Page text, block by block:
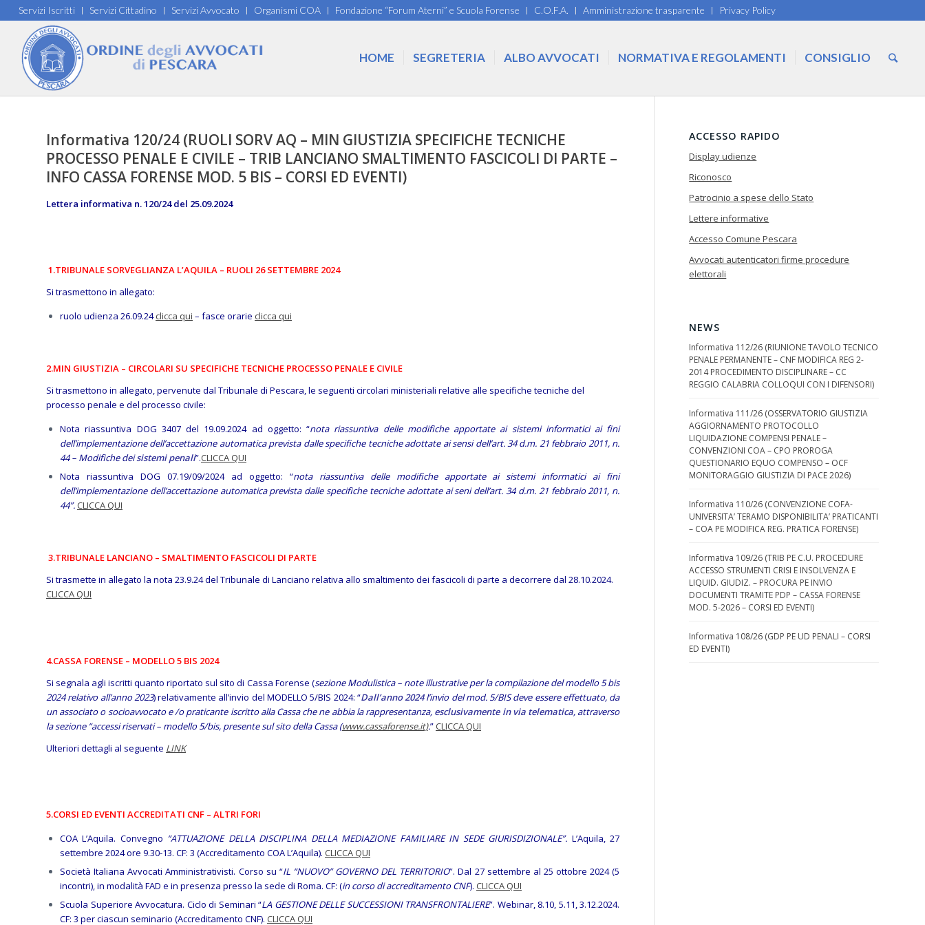
Servizi Iscritti Servizi Cittadino Servizi Avvocato Organismi COA Fondazione “Forum Aterni” e Scuola Forense C.O.F.A. Amministrazione trasparente Privacy Policy
HOME SEGRETERIA ALBO AVVOCATI NORMATIVA E REGOLAMENTI CONSIGLIO
Informativa 120/24 (RUOLI SORV AQ – MIN GIUSTIZIA SPECIFICHE TECNICHE
PROCESSO PENALE E CIVILE – TRIB LANCIANO SMALTIMENTO FASCICOLI DI PARTE –
INFO CASSA FORENSE MOD. 5 BIS – CORSI ED EVENTI)
Lettera informativa n. 120/24 del 25.09.2024
1.TRIBUNALE SORVEGLIANZA L’AQUILA – RUOLI 26 SETTEMBRE 2024
Si trasmettono in allegato:
ruolo udienza 26.09.24clicca qui – fasce orarie clicca qui
2.MIN GIUSTIZIA – CIRCOLARI SU SPECIFICHE TECNICHE PROCESSO PENALE E CIVILE
Si trasmettono in allegato, pervenute dal Tribunale di Pescara, le seguenti circolari ministeriali relative alle specifiche tecniche del
processo penale e del processo civile:
Nota riassuntiva DOG 3407 del 19.09.2024 ad oggetto: “nota riassuntiva delle modifiche apportate ai sistemi informatici ai fini
dell’implementazione dell’accettazione automatica prevista dalle specifiche tecniche adottate ai sensi dell’art. 34 d.m. 21 febbraio 2011, n.
44 – Modifiche deisistemi penali”.CLICCA QUI
Nota riassuntiva DOG 07.19/09/2024 ad oggetto: “nota riassuntiva delle modifiche apportate ai sistemi informatici ai fini
dell’implementazione dell’accettazione automatica prevista dalle specifiche tecniche adottate ai seni dell’art. 34 d.m. 21 febbraio 2011, n.
44”. CLICCA QUI
3.TRIBUNALE LANCIANO – SMALTIMENTO FASCICOLI DI PARTE
Si trasmette in allegato la nota 23.9.24 del Tribunale di Lanciano relativa allo smaltimento dei fascicoli di parte a decorrere dal 28.10.2024.
CLICCA QUI
4.CASSA FORENSE – MODELLO 5 BIS 2024
Si segnala agli iscritti quanto riportato sul sito di Cassa Forense (sezione Modulistica – note illustrative per la compilazione del modello 5 bis
2024 relativo all’anno 2023) relativamente all’invio del MODELLO 5/BIS 2024: “Dall’anno 2024l’invio del mod. 5/BIS deve essere effettuato, da
un associato o socioavvocato e /o praticante iscritto alla Cassa che ne abbia la rappresentanza, esclusivamente in via telematica, attraverso
la sezione “accessi riservati – modello 5/bis, presente sul sito della Cassa (www.cassaforense.it).” CLICCA QUI
Ulteriori dettagli al seguente LINK
5.CORSI ED EVENTI ACCREDITATI CNF – ALTRI FORI
COA L’Aquila. Convegno “ATTUAZIONE DELLA DISCIPLINA DELLA MEDIAZIONE FAMILIARE IN SEDE GIURISDIZIONALE”. L’Aquila, 27
settembre 2024 ore 9.30-13. CF: 3 (Accreditamento COA L’Aquila). CLICCA QUI
Società Italiana Avvocati Amministrativisti. Corso su “IL “NUOVO” GOVERNO DEL TERRITORIO”. Dal 27 settembre al 25 ottobre 2024 (5
incontri), in modalità FAD e in presenza presso la sede di Roma. CF: (in corso di accreditamento CNF). CLICCA QUI
Scuola Superiore Avvocatura. Ciclo di Seminari “LA GESTIONE DELLE SUCCESSIONI TRANSFRONTALIERE”. Webinar, 8.10, 5.11, 3.12.2024.
CF: 3 per ciascun seminario (Accreditamento CNF). CLICCA QUI
ACCESSO RAPIDO
Display udienze
Riconosco
Patrocinio a spese dello Stato
Lettere informative
Accesso Comune Pescara
Avvocati autenticatori firme procedure
elettorali
NEWS
Informativa 112/26 (RIUNIONE TAVOLO TECNICO
PENALE PERMANENTE – CNF MODIFICA REG 2-
2014 PROCEDIMENTO DISCIPLINARE – CC
REGGIO CALABRIA COLLOQUI CON I DIFENSORI)
Informativa 111/26 (OSSERVATORIO GIUSTIZIA
AGGIORNAMENTO PROTOCOLLO
LIQUIDAZIONE COMPENSI PENALE –
CONVENZIONI COA – CPO PROROGA
QUESTIONARIO EQUO COMPENSO – OCF
MONITORAGGIO GIUSTIZIA DI PACE 2026)
Informativa 110/26 (CONVENZIONE COFA-
UNIVERSITA’ TERAMO DISPONIBILITA’ PRATICANTI
– COA PE MODIFICA REG. PRATICA FORENSE)
Informativa 109/26 (TRIB PE C.U. PROCEDURE
ACCESSO STRUMENTI CRISI E INSOLVENZA E
LIQUID. GIUDIZ. – PROCURA PE INVIO
DOCUMENTI TRAMITE PDP – CASSA FORENSE
MOD. 5-2026 – CORSI ED EVENTI)
Informativa 108/26 (GDP PE UD PENALI – CORSI
ED EVENTI)